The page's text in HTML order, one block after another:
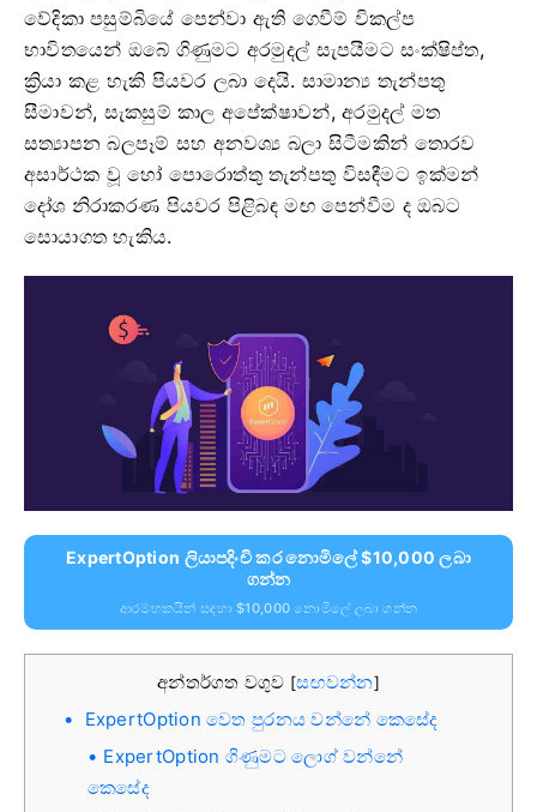
වේදිකා පසුම්බියේ පෙන්වා ඇති ගෙවීම් විකල්ප
භාවිතයෙන් ඔබේ ගිණුමට අරමුදල් සැපයීමට සංක්ෂිප්ත,
ක්‍රියා කළ හැකි පියවර ලබා දෙයි. සාමාන්‍ය තැන්පතු
සීමාවන්, සැකසුම් කාල අපේක්ෂාවන්, අරමුදල් මත
සත්‍යාපන බලපෑම් සහ අනවශ්‍ය බලා සිටීමකින් තොරව
අසාර්ථක වූ හෝ පොරොත්තු තැන්පතු විසඳීමට ඉක්මන්
දෝශ නිරාකරණ පියවර පිළිබඳ මඟ පෙන්වීම ද ඔබට
සොයාගත හැකිය.
ExpertOption ලියාපදිංචි කර නොමිලේ $10,000 ලබා
ගන්න
ආරම්භකයින් සඳහා $10,000 නොමිලේ ලබා ගන්න
අන්තර්ගත වගුව [සඟවන්න]
ExpertOption වෙත පුරනය වන්නේ කෙසේද
ExpertOption ගිණුමට ලොග් වන්නේ
කෙසේද